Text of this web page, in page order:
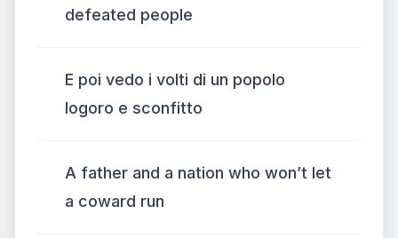
defeated people
E poi vedo i volti di un popolo
logoro e sconfitto
A father and a nation who won’t let
a coward run